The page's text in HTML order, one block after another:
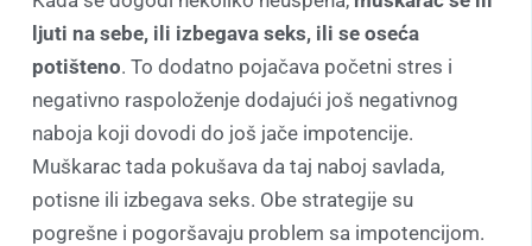
ljuti na sebe, ili izbegava seks, ili se oseća
potišteno. To dodatno pojačava početni stres i
negativno raspoloženje dodajući još negativnog
naboja koji dovodi do još jače impotencije.
Muškarac tada pokušava da taj naboj savlada,
potisne ili izbegava seks. Obe strategije su
pogrešne i pogoršavaju problem sa impotencijom.